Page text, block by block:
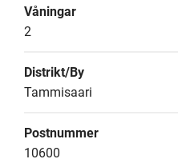
Våningar
2
Distrikt/By
Tammisaari
Postnummer
10600